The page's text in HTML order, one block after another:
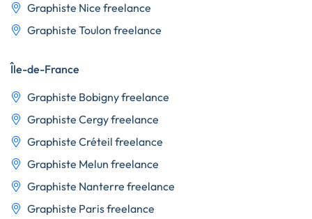
Graphiste Nice freelance
Graphiste Toulon freelance
Île-de-France
Graphiste Bobigny freelance
Graphiste Cergy freelance
Graphiste Créteil freelance
Graphiste Melun freelance
Graphiste Nanterre freelance
Graphiste Paris freelance